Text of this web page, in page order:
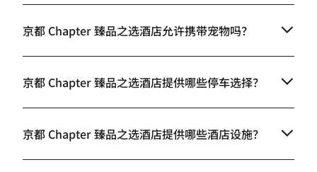
京都 Chapter 臻品之选酒店允许携带宠物吗？
京都 Chapter 臻品之选酒店提供哪些停车选择？
京都 Chapter 臻品之选酒店提供哪些酒店设施？